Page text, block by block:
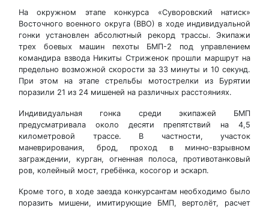
На окружном этапе конкурса «Суворовский натиск»
Восточного военного округа (ВВО) в ходе индивидуальной
гонки установлен абсолютный рекорд трассы. Экипажи
трех боевых машин пехоты БМП-2 под управлением
командира взвода Никиты Стриженок прошли маршрут на
предельно возможной скорости за 33 минуты и 10 секунд.
При этом на этапе стрельбы мотострелки из Бурятии
поразили 21 из 24 мишеней на различных расстояниях.
Индивидуальная гонка среди экипажей БМП
предусматривала около десяти препятствий на 4,5
километровой трассе. В частности, участок
маневрирования, брод, проход в минно-взрывном
заграждении, курган, огненная полоса, противотанковый
ров, колейный мост, гребёнка, косогор и эскарп.
Кроме того, в ходе заезда конкурсантам необходимо было
поразить мишени, имитирующие БМП, вертолёт, расчет